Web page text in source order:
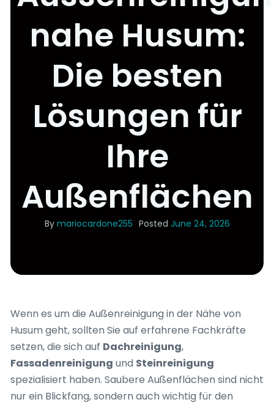
nahe Husum:
Die besten
Lösungen für
Ihre
Außenflächen
By mariocardone255 Posted June 24, 2026
Wenn es um die Außenreinigung in der Nähe von
Husum geht, sollten Sie auf erfahrene Fachkräfte
setzen, die sich auf Dachreinigung,
Fassadenreinigung und Steinreinigung
spezialisiert haben. Saubere Außenflächen sind nicht
nur ein Blickfang, sondern auch wichtig für den